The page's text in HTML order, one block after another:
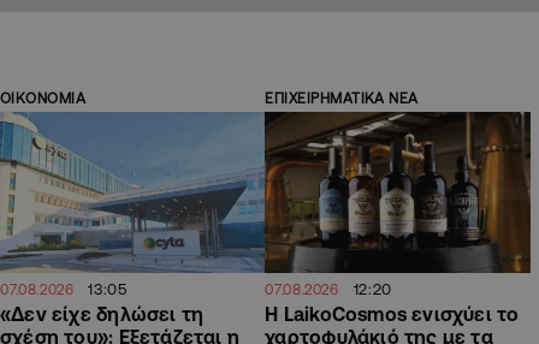
ΟΙΚΟΝΟΜΙΑ
07.08.2026 13:05
«Δεν είχε δηλώσει τη
σχέση του»: Εξετάζεται η
ΕΠΙΧΕΙΡΗΜΑΤΙΚΑ ΝΕΑ
07.08.2026 12:20
Η LaikoCosmos ενισχύει το
χαρτοφυλάκιό της με τα